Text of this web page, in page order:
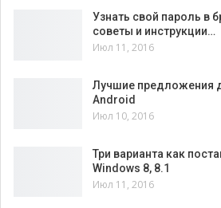
Узнать свой пароль в
советы и инструкции…
Июл 11, 2016
Лучшие предложения
Android
Июл 10, 2016
Три варианта как
Windows 8, 8.1
Июл 11, 2016